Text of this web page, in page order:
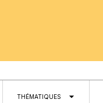
THÉMATIQUES arrow_drop_down